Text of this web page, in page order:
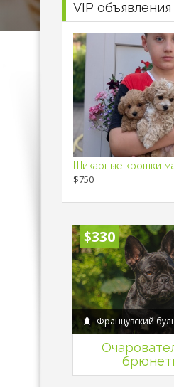
VIP объявления |
Шикарные крошки
$750
$330
Французский